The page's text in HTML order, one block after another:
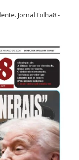
Jornal Folha8 -